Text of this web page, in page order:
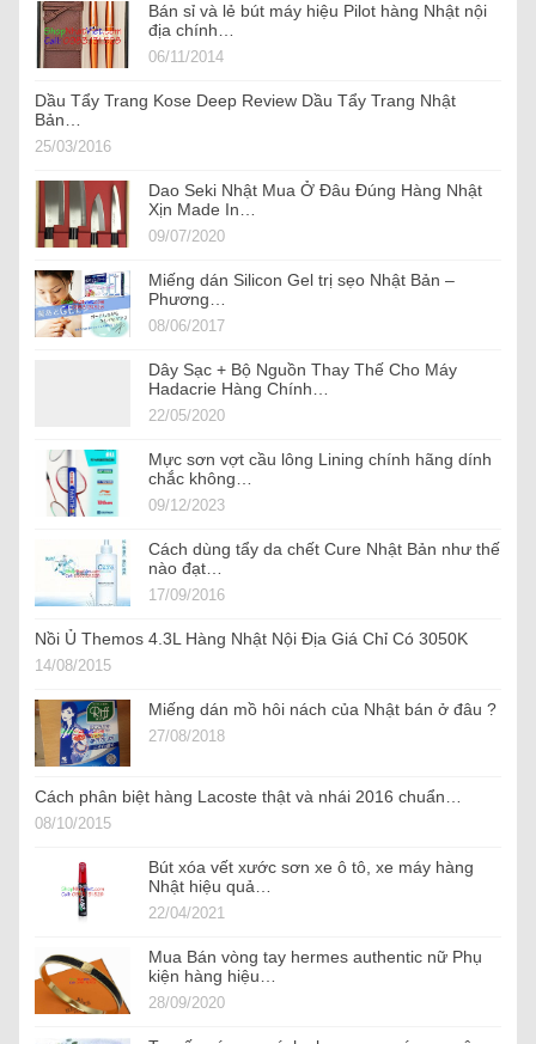
Bán sỉ và lẻ bút máy hiệu Pilot hàng Nhật nội
địa chính…
06/11/2014
Dầu Tẩy Trang Kose Deep Review Dầu Tẩy Trang Nhật
Bản…
25/03/2016
Dao Seki Nhật Mua Ở Đâu Đúng Hàng Nhật
Xịn Made In…
09/07/2020
Miếng dán Silicon Gel trị sẹo Nhật Bản –
Phương…
08/06/2017
Dây Sạc + Bộ Nguồn Thay Thế Cho Máy
Hadacrie Hàng Chính…
22/05/2020
Mực sơn vợt cầu lông Lining chính hãng dính
chắc không…
09/12/2023
Cách dùng tẩy da chết Cure Nhật Bản như thế
nào đạt…
17/09/2016
Nồi Ủ Themos 4.3L Hàng Nhật Nội Địa Giá Chỉ Có 3050K
14/08/2015
Miếng dán mồ hôi nách của Nhật bán ở đâu ?
27/08/2018
Cách phân biệt hàng Lacoste thật và nhái 2016 chuẩn…
08/10/2015
Bút xóa vết xước sơn xe ô tô, xe máy hàng
Nhật hiệu quả…
22/04/2021
Mua Bán vòng tay hermes authentic nữ Phụ
kiện hàng hiệu…
28/09/2020